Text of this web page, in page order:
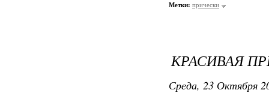
Метки: прически
КРАСИВАЯ
Среда, 23 Октября